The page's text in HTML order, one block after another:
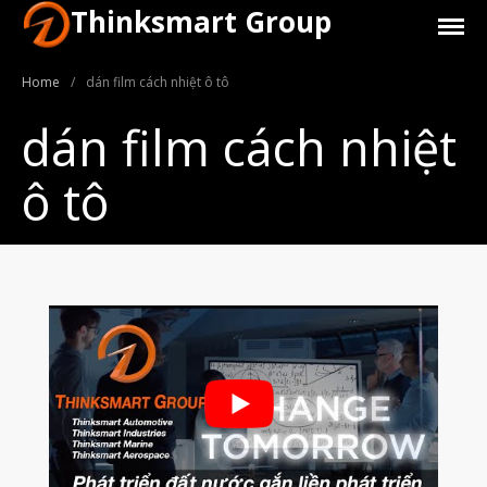
Máy In 3D Để Bàn Formlabs U.S.
Máy In 3D SLA Công Nghiệp
Máy in 3D EOS
Máy in 3D nhựa PEEK EXT 220
MED | 3D SYSTEM
Thinksmart Group
Home / dán film cách nhiệt ô tô
dán film cách nhiệt
ô tô